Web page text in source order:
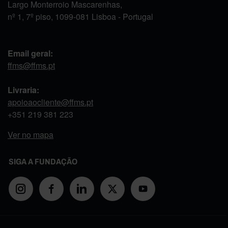
Largo Monterroio Mascarenhas,
nº 1, 7º piso, 1099-081 Lisboa - Portugal
Email geral:
ffms@ffms.pt
Livraria:
apoioaocliente@ffms.pt
+351 219 381 223
Ver no mapa
SIGA A FUNDAÇÃO